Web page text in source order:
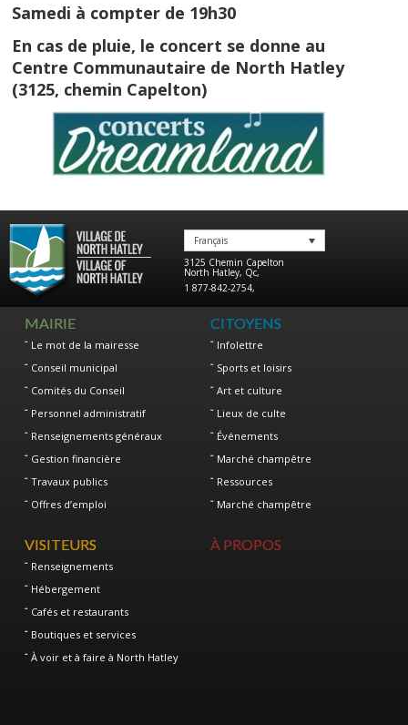
Samedi à compter de 19h30
En cas de pluie, le concert se donne au
Centre Communautaire de North Hatley
(3125, chemin Capelton)
Français
3125 Chemin Capelton
North Hatley, Qc,
1 877-842-2754,
MAIRIE
Le mot de la mairesse
Conseil municipal
Comités du Conseil
Personnel administratif
Renseignements généraux
Gestion financière
Travaux publics
Offres d’emploi
CITOYENS
Infolettre
Sports et loisirs
Art et culture
Lieux de culte
Événements
Marché champêtre
Ressources
Marché champêtre
VISITEURS
Renseignements
Hébergement
Cafés et restaurants
Boutiques et services
À voir et à faire à North Hatley
À PROPOS